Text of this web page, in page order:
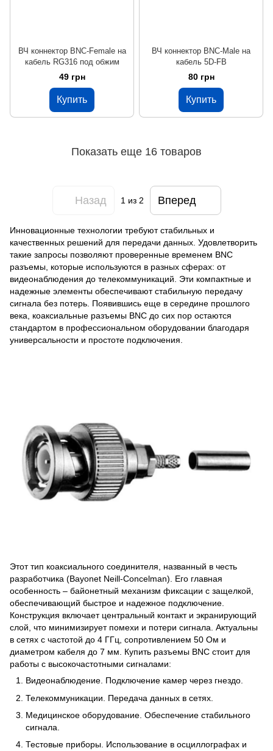
ВЧ коннектор BNC-Female на
кабель RG316 под обжим
49 грн
Купить
ВЧ коннектор BNC-Male на
кабель 5D-FB
80 грн
Купить
Показать еще 16 товаров
Назад 1из 2 Вперед
Инновационные технологии требуют стабильных и
качественных решений для передачи данных. Удовлетворить
такие запросы позволяют проверенные временем BNC
разъемы, которые используются в разных сферах: от
видеонаблюдения до телекоммуникаций. Эти компактные и
надежные элементы обеспечивают стабильную передачу
сигнала без потерь. Появившись еще в середине прошлого
века, коаксиальные разъемы BNC до сих пор остаются
стандартом в профессиональном оборудовании благодаря
универсальности и простоте подключения.
Этот тип коаксиального соединителя, названный в честь
разработчика (Bayonet Neill-Concelman). Его главная
особенность – байонетный механизм фиксации с защелкой,
обеспечивающий быстрое и надежное подключение.
Конструкция включает центральный контакт и экранирующий
слой, что минимизирует помехи и потери сигнала. Актуальны
в сетях с частотой до 4 ГГц, сопротивлением 50 Ом и
диаметром кабеля до 7 мм. Купить разъемы BNC стоит для
работы с высокочастотными сигналами:
Видеонаблюдение. Подключение камер через гнездо.
Телекоммуникации. Передача данных в сетях.
Медицинское оборудование. Обеспечение стабильного
сигнала.
Тестовые приборы. Использование в осциллографах и